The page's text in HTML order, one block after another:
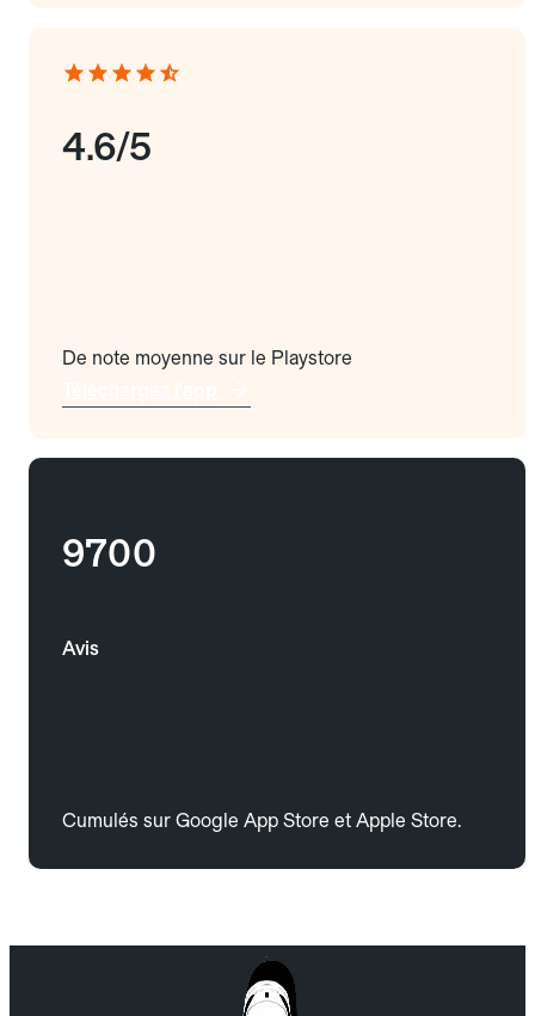
4.6/5
De note moyenne sur le Playstore
9700
Avis
Cumulés sur Google App Store et Apple Store.